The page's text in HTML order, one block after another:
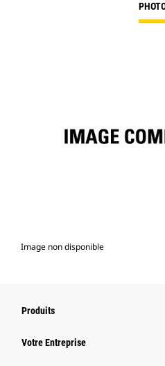
Image non disponible
Produits
Votre Entreprise